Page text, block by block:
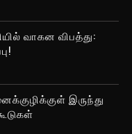
வாகன விபத்து:
இருந்து